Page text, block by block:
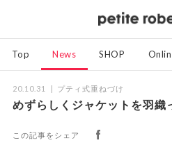
Top News SHOP
20.10.31 プティ式重ねづけ
めずらしくジャケットを羽織
この記事をシェア